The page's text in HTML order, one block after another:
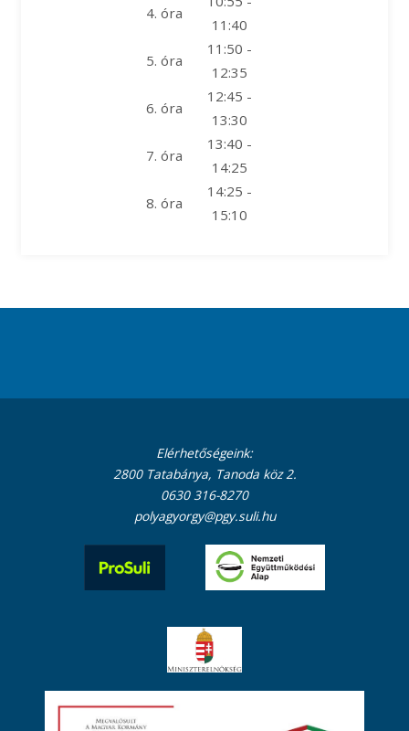
4. óra
11:40
5. óra
11:50 -
12:35
6. óra
12:45 -
13:30
7. óra
13:40 -
14:25
8. óra
14:25 -
15:10
Elérhetőségeink:
2800 Tatabánya, Tanoda köz 2.
0630 316-8270
polyagyorgy@pgy.suli.hu